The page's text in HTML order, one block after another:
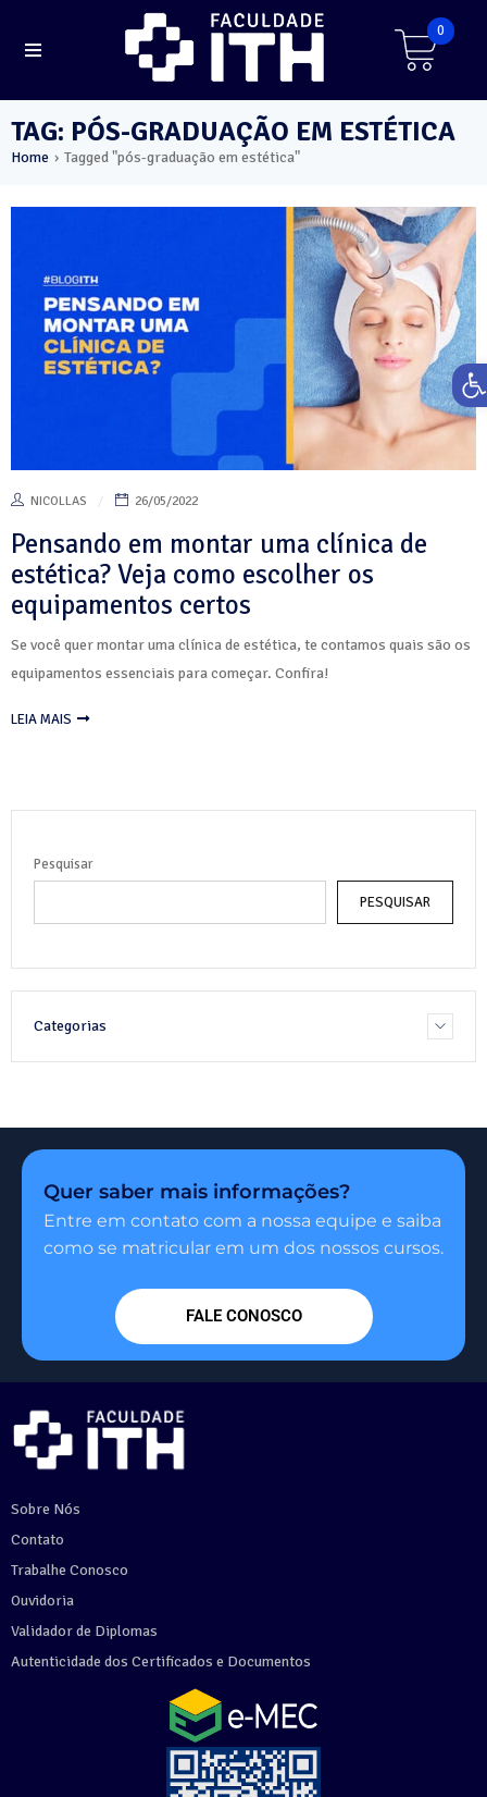
0
TAG: PÓS-GRADUAÇÃO EM ESTÉTICA
Home › Tagged "pós-graduação em estética"
NICOLLAS 26/05/2022
Pensando em montar uma clínica de
estética? Veja como escolher os
equipamentos certos
Se você quer montar uma clínica de estética, te contamos quais são os
equipamentos essenciais para começar. Confira!
LEIA MAIS
Pesquisar
PESQUISAR
Categorias
Quer saber mais informações?
Entre em contato com a nossa equipe e saiba
como se matricular em um dos nossos cursos.
FALE CONOSCO
Sobre Nós
Contato
Trabalhe Conosco
Ouvidoria
Validador de Diplomas
Autenticidade dos Certificados e Documentos